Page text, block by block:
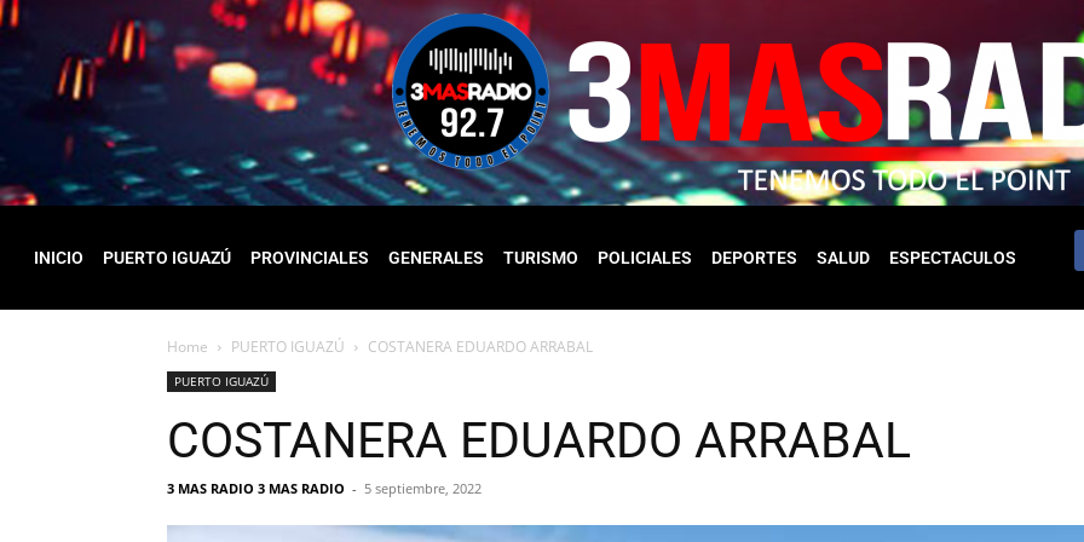
INICIO PUERTO IGUAZÚ PROVINCIALES GENERALES TURISMO POLICIALES DEPORTES SALUD ESPECTACULOS
Home PUERTO IGUAZÚ COSTANERA EDUARDO ARRABAL
PUERTO IGUAZÚ
COSTANERA EDUARDO ARRABAL
3 MAS RADIO 3 MAS RADIO - 5 septiembre, 2022